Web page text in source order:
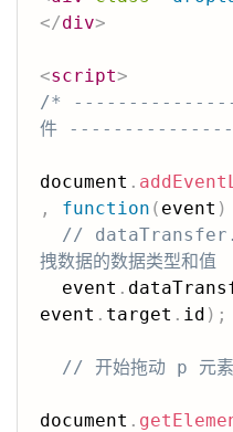
</div>
<script>
/* -----------------
件
document .
,
function ( event )
//
拽数据的数据类型和值
  event
.
event . target . id ) ;
// 开始拖动 p 元素
document .